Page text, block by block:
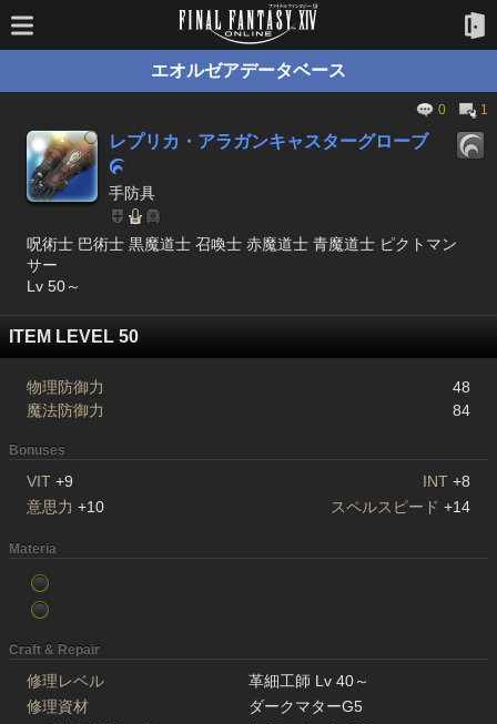
エオルゼアデータベース
0 1
レプリカ・アラガンキャスターグローブ

手防具
呪術士 巴術士 黒魔道士 召喚士 赤魔道士 青魔道士 ピクトマン
サー
Lv 50～
ITEM LEVEL 50
物理防御力
48
魔法防御力
84
Bonuses
VIT +9 INT +8
意思力 +10 スペルスピード +14
Materia
Craft & Repair
修理レベル
革細工師 Lv 40～
修理資材
ダークマターG5